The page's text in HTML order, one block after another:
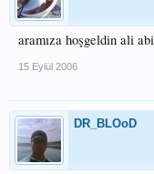
aramıza hoşgeldin ali
15 Eylül 2006
DR_BLOoD